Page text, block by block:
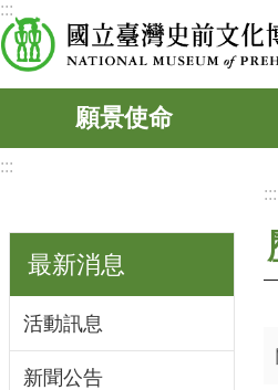
跳到主要內容區塊
:::
願景使命
:::
最新消息
活動訊息
新聞公告
:::